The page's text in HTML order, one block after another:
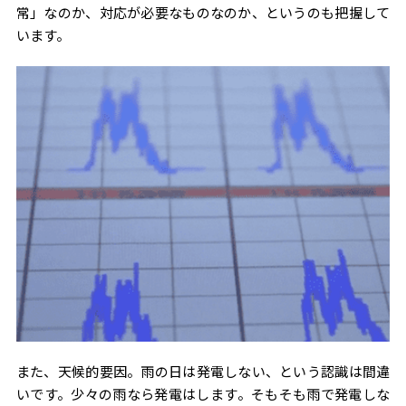
常」なのか、対応が必要なものなのか、というのも把握して
います。
また、天候的要因。雨の日は発電しない、という認識は間違
いです。少々の雨なら発電はします。そもそも雨で発電しな